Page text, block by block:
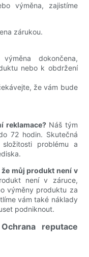
výměna, zajistíme
zárukou.
dokončena,
nebo k obdržení
že vám bude
reklamace?Náš tým
72 hodin. Skutečná
problému a
můj produkt není v
není v záruce,
výměny produktu za
vám také náklady
podniknout.
reputace